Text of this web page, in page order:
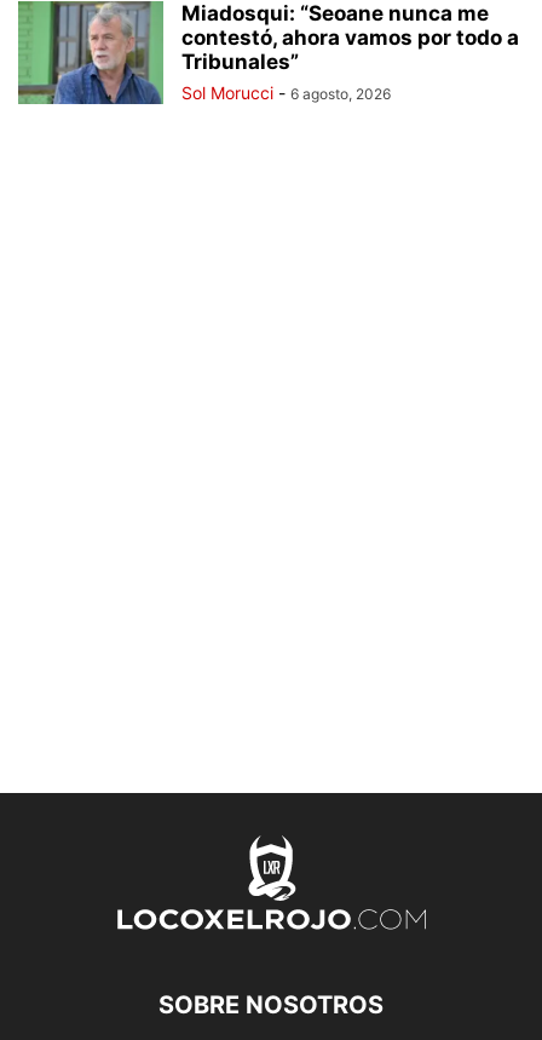
Miadosqui: “Seoane nunca me
contestó, ahora vamos por todo a
Tribunales”
Sol Morucci - 6 agosto, 2026
SOBRE NOSOTROS